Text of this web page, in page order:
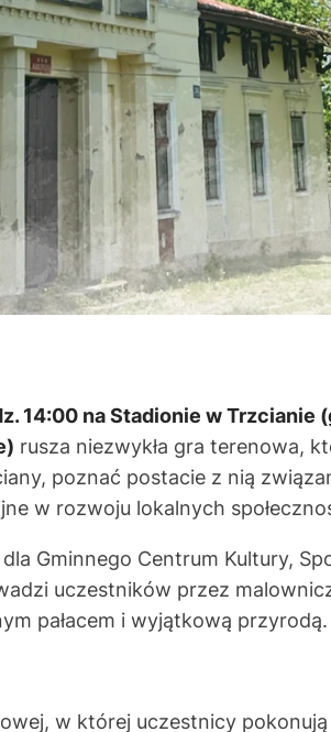
14:00 na Stadionie w Trzcianie
rusza niezwykła gra terenowa,
poznać postacie z nią
w rozwoju lokalnych
Gminnego Centrum Kultury,
uczestników przez
pałacem i wyjątkową przyrodą.
w której uczestnicy